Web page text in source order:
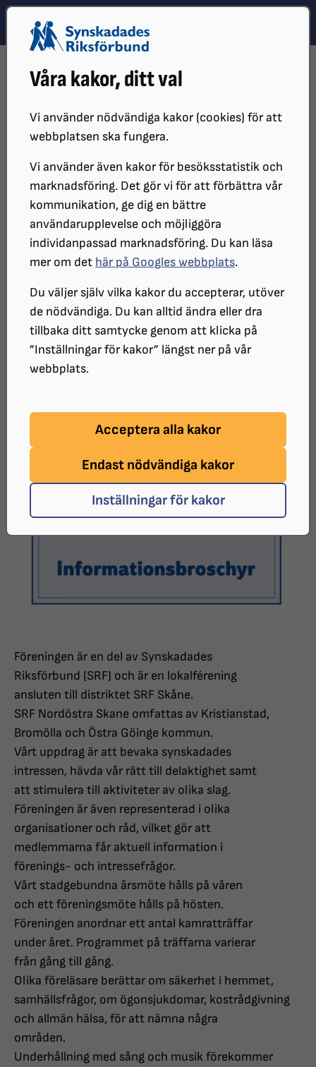
Våra kakor, ditt val
Vi använder nödvändiga kakor (cookies) för att
webbplatsen ska fungera.
Vi använder även kakor för besöksstatistik och
marknadsföring. Det gör vi för att förbättra vår
kommunikation, ge dig en bättre
användarupplevelse och möjliggöra
individanpassad marknadsföring. Du kan läsa
mer om det här på Googles webbplats.
Du väljer själv vilka kakor du accepterar, utöver
de nödvändiga. Du kan alltid ändra eller dra
tillbaka ditt samtycke genom att klicka på
”Inställningar för kakor” längst ner på vår
webbplats.
Acceptera alla kakor
Endast nödvändiga kakor
Inställningar för kakor
Hoppa till innehåll
Hoppa till hitta snabbt
DISTRIKT
SRF SKÅNE
SRF SKÅNES LOKALFÖRENINGAR
SRF Nordöstra Skånes
Informationsbroschyr
Föreningen är en del av Synskadades
Riksförbund (SRF) och är en lokalférening
ansluten till distriktet SRF Skåne.
SRF Nordöstra Skane omfattas av Kristianstad,
Bromölla och Östra Göinge kommun.
Vårt uppdrag är att bevaka synskadades
intressen, hävda vår rätt till delaktighet samt
att stimulera till aktiviteter av olika slag.
Föreningen är även representerad i olika
organisationer och råd, vilket gör att
medlemmarna får aktuell information i
förenings- och intressefrågor.
Vårt stadgebundna årsmöte hålls på våren
och ett föreningsmöte hålls på hösten.
Föreningen anordnar ett antal kamratträffar
under året. Programmet på träffarna varierar
från gång till gång.
Olika föreläsare berättar om säkerhet i hemmet,
samhällsfrågor, om ögonsjukdomar, kostrådgivning
och allmän hälsa, för att nämna några
områden.
Underhållning med sång och musik förekommer